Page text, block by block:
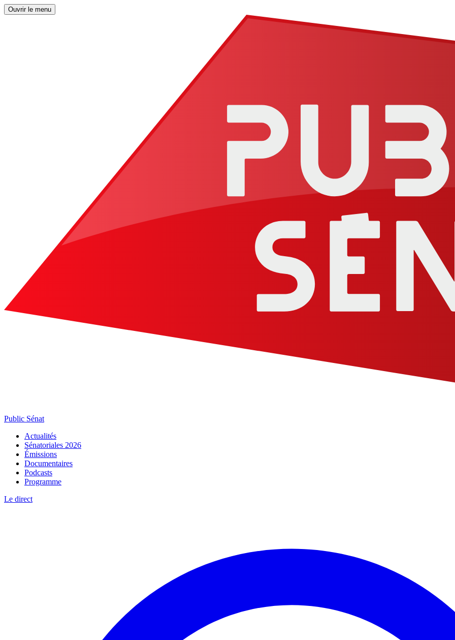
Ouvrir le menu
Public Sénat
Actualités
Sénatoriales 2026
Émissions
Documentaires
Podcasts
Programme
Le direct